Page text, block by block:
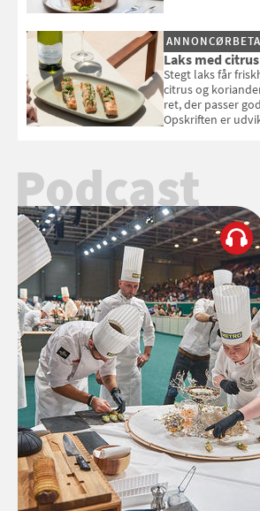
Laks med
Stegt laks får
citrus og
ret, der passer
Opskriften er
Podcast